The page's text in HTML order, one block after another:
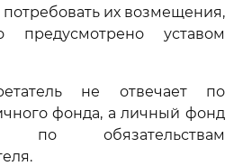
их возмещения,
уставом
не отвечает по
фонда, а личный фонд
обязательствам